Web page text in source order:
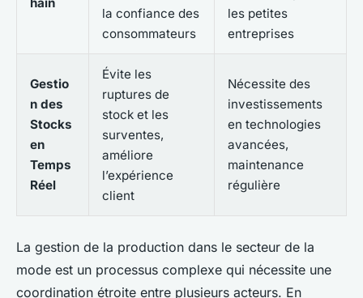
la confiance des
consommateurs
les petites
entreprises
Gestio
n des
Stocks
en
Temps
Réel
Évite les
ruptures de
stock et les
surventes,
améliore
l’expérience
client
Nécessite des
investissements
en technologies
avancées,
maintenance
régulière
La gestion de la production dans le secteur de la
mode est un processus complexe qui nécessite une
coordination étroite entre plusieurs acteurs. En